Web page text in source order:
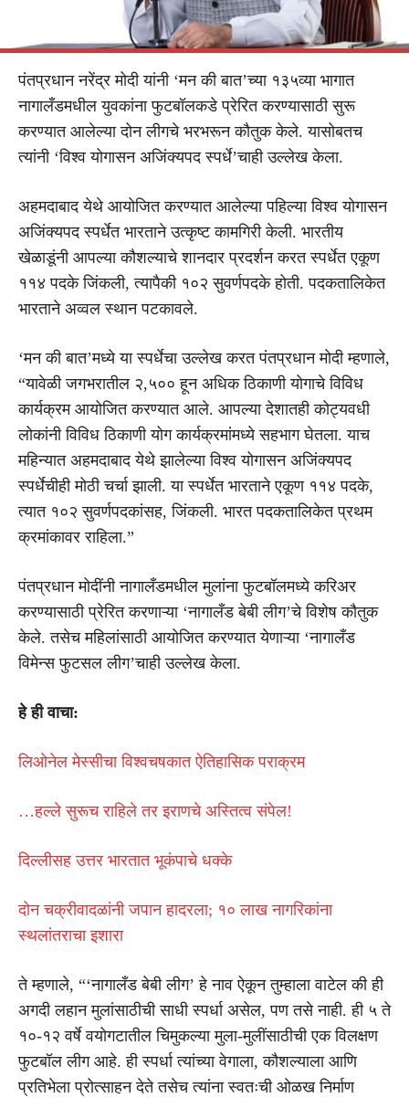
पंतप्रधान नरेंद्र मोदी यांनी ‘मन की बात’च्या १३५व्या भागात
नागालँडमधील युवकांना फुटबॉलकडे प्रेरित करण्यासाठी सुरू
करण्यात आलेल्या दोन लीगचे भरभरून कौतुक केले. यासोबतच
त्यांनी ‘विश्व योगासन अजिंक्यपद स्पर्धे’चाही उल्लेख केला.
अहमदाबाद येथे आयोजित करण्यात आलेल्या पहिल्या विश्व योगासन
अजिंक्यपद स्पर्धेत भारताने उत्कृष्ट कामगिरी केली. भारतीय
खेळाडूंनी आपल्या कौशल्याचे शानदार प्रदर्शन करत स्पर्धेत एकूण
११४ पदके जिंकली, त्यापैकी १०२ सुवर्णपदके होती. पदकतालिकेत
भारताने अव्वल स्थान पटकावले.
‘मन की बात’मध्ये या स्पर्धेचा उल्लेख करत पंतप्रधान मोदी म्हणाले,
“यावेळी जगभरातील २,५०० हून अधिक ठिकाणी योगाचे विविध
कार्यक्रम आयोजित करण्यात आले. आपल्या देशातही कोट्यवधी
लोकांनी विविध ठिकाणी योग कार्यक्रमांमध्ये सहभाग घेतला. याच
महिन्यात अहमदाबाद येथे झालेल्या विश्व योगासन अजिंक्यपद
स्पर्धेचीही मोठी चर्चा झाली. या स्पर्धेत भारताने एकूण ११४ पदके,
त्यात १०२ सुवर्णपदकांसह, जिंकली. भारत पदकतालिकेत प्रथम
क्रमांकावर राहिला.”
पंतप्रधान मोदींनी नागालँडमधील मुलांना फुटबॉलमध्ये करिअर
करण्यासाठी प्रेरित करणाऱ्या ‘नागालँड बेबी लीग’चे विशेष कौतुक
केले. तसेच महिलांसाठी आयोजित करण्यात येणाऱ्या ‘नागालँड
विमेन्स फुटसल लीग’चाही उल्लेख केला.
हे ही वाचा:
लिओनेल मेस्सीचा विश्वचषकात ऐतिहासिक पराक्रम
…हल्ले सुरूच राहिले तर इराणचे अस्तित्व संपेल!
दिल्लीसह उत्तर भारतात भूकंपाचे धक्के
दोन चक्रीवादळांनी जपान हादरला; १० लाख नागरिकांना
स्थलांतराचा इशारा
ते म्हणाले, “‘नागालँड बेबी लीग’ हे नाव ऐकून तुम्हाला वाटेल की ही
अगदी लहान मुलांसाठीची साधी स्पर्धा असेल, पण तसे नाही. ही ५ ते
१०-१२ वर्षे वयोगटातील चिमुकल्या मुला-मुलींसाठीची एक विलक्षण
फुटबॉल लीग आहे. ही स्पर्धा त्यांच्या वेगाला, कौशल्याला आणि
प्रतिभेला प्रोत्साहन देते तसेच त्यांना स्वतःची ओळख निर्माण